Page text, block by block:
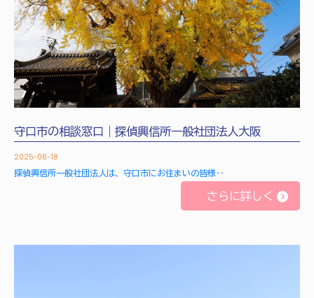
守口市の相談窓口｜探偵興信所一般社団法人大阪
2025-06-18
探偵興信所一般社団法人は、守口市にお住まいの皆様‥
さらに詳しく